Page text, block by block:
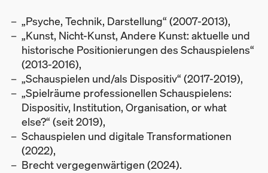
„Psyche, Technik, Darstellung“ (2007-2013),
„Kunst, Nicht-Kunst, Andere Kunst: aktuelle und
historische Positionierungen des Schauspielens“
(2013-2016),
„Schauspielen und/als Dispositiv“ (2017-2019),
„Spielräume professionellen Schauspielens:
Dispositiv, Institution, Organisation, or what
else?“ (seit 2019),
Schauspielen und digitale Transformationen
(2022),
Brecht vergegenwärtigen (2024).